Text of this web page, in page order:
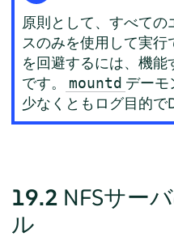
原則として、すべて
スのみを使用して実行
を回避するには、機
です。
mountd デーモ
少なくともログ目的で
19.2 NFSサー
ル